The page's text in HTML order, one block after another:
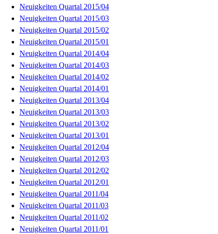
Neuigkeiten Quartal 2015/04
Neuigkeiten Quartal 2015/03
Neuigkeiten Quartal 2015/02
Neuigkeiten Quartal 2015/01
Neuigkeiten Quartal 2014/04
Neuigkeiten Quartal 2014/03
Neuigkeiten Quartal 2014/02
Neuigkeiten Quartal 2014/01
Neuigkeiten Quartal 2013/04
Neuigkeiten Quartal 2013/03
Neuigkeiten Quartal 2013/02
Neuigkeiten Quartal 2013/01
Neuigkeiten Quartal 2012/04
Neuigkeiten Quartal 2012/03
Neuigkeiten Quartal 2012/02
Neuigkeiten Quartal 2012/01
Neuigkeiten Quartal 2011/04
Neuigkeiten Quartal 2011/03
Neuigkeiten Quartal 2011/02
Neuigkeiten Quartal 2011/01